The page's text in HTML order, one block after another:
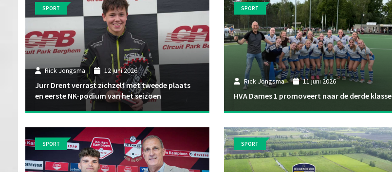
Rick Jongsma 12 juni 2026
Jurr Drent verrast zichzelf met tweede plaats
en eerste NK-podium van het seizoen
SPORT
Rick Jongsma 11 juni 2026
HVA Dames 1 promoveert naar de derde klasse
SPORT
SPORT SPORT